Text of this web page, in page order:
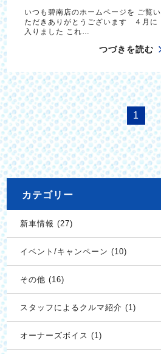
いつも碧南店のホームページを ご覧い
ただきありがとうございます ４月に
入りました これ…
つづきを読む
1
カテゴリー
新車情報 (27)
イベント/キャンペーン (10)
その他 (16)
スタッフによるクルマ紹介 (1)
オーナーズボイス (1)